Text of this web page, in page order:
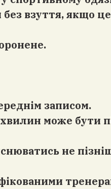
взуття, якщо
записом.
може бути
не